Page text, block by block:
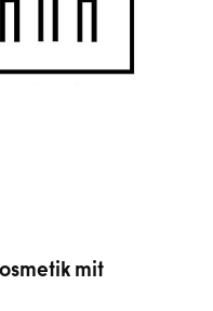
mit